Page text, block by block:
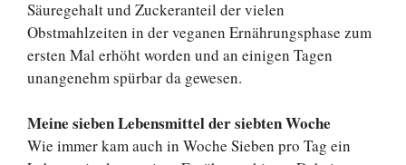
Säuregehalt und Zuckeranteil der vielen
Obstmahlzeiten in der veganen Ernährungsphase zum
ersten Mal erhöht worden und an einigen Tagen
unangenehm spürbar da gewesen.
Meine sieben Lebensmittel der siebten Woche
Wie immer kam auch in Woche Sieben pro Tag ein